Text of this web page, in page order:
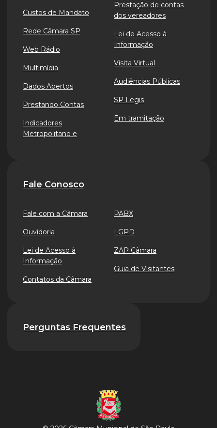
Custos de Mandato
Rede Câmara SP
Web Rádio
Multimídia
Dados Abertos
Prestando Contas
Indicadores
Metropolitano e
Prestação de contas
dos vereadores
Lei de Acesso à
Informação
Visita Virtual
Audiências Públicas
SP Legis
Em tramitação
Fale Conosco
Fale com a Câmara
Ouvidoria
Lei de Acesso à
Informação
Contatos da Câmara
PABX
LGPD
ZAP Câmara
Guia de Visitantes
Perguntas Frequentes